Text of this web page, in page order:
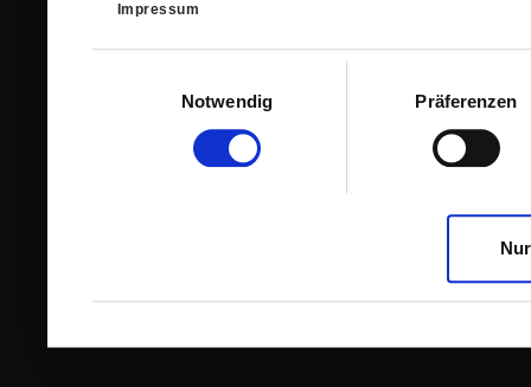
Impressum
Notwendig
Präferenzen